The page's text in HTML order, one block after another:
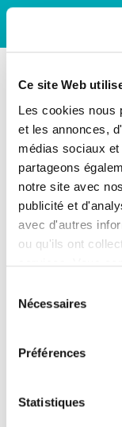
Ce site Web
Les cookies nous
et les annonces,
médias sociaux
partageons
notre site avec
publicité et
avec d'autres
ou qu'ils ont
Nécessaires
Préférences
Statistiques